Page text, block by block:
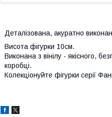
Деталізована, акуратно
Висота фігурки 10см.
Виконана з вінілу - якісного,
коробці.
Колекціонуйте фігурки серії